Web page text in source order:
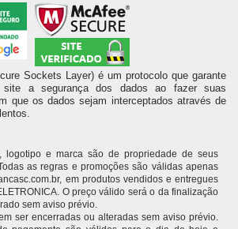
Sockets Layer) é um protocolo que garante
a segurança dos dados ao fazer suas
que os dados sejam interceptados através de
logotipo e marca são de propriedade de seus
as regras e promoções são válidas apenas
em produtos vendidos e entregues
O preço válido será o da finalização
sem aviso prévio.
ser encerradas ou alteradas sem aviso prévio.